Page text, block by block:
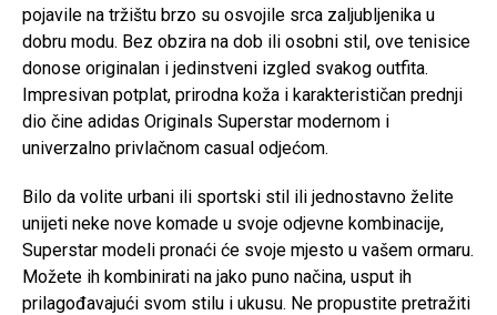
pojavile na tržištu brzo su osvojile srca zaljubljenika u
dobru modu. Bez obzira na dob ili osobni stil, ove tenisice
donose originalan i jedinstveni izgled svakog outfita.
Impresivan potplat, prirodna koža i karakterističan prednji
dio čine adidas Originals Superstar modernom i
univerzalno privlačnom casual odjećom.
Bilo da volite urbani ili sportski stil ili jednostavno želite
unijeti neke nove komade u svoje odjevne kombinacije,
Superstar modeli pronaći će svoje mjesto u vašem ormaru.
Možete ih kombinirati na jako puno načina, usput ih
prilagođavajući svom stilu i ukusu. Ne propustite pretražiti